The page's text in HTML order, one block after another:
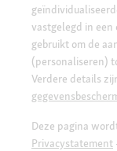
vastgelegd in
gebruikt om de
(personaliseren)
Verdere details
Deze pagina
Privacystatement